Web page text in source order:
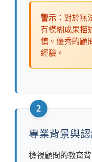
警示： 對於無
有模糊成果描
慎。優秀的顧
經驗。
2
專業背景與
檢視顧問的教育